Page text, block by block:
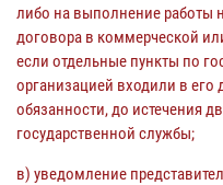
либо на выполнение работы
договора в коммерческой
если отдельные пункты по
организацией входили в
обязанности, до истечения
государственной службы;
в) уведомление